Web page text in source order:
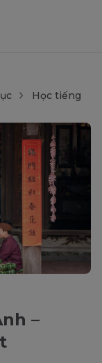
Học tiếng
–